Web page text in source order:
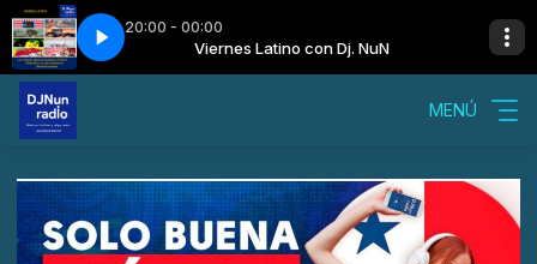
20:00 - 00:00
NuN Viernes Latino con Dj. NuN
Cie - Rosalie Georgie Plonquitte & Cie - Rosalie
MENÚ